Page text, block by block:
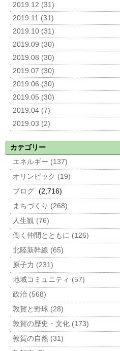
2019.12 (31)
2019.11 (31)
2019.10 (31)
2019.09 (30)
2019.08 (30)
2019.07 (30)
2019.06 (30)
2019.05 (30)
2019.04 (7)
2019.03 (2)
カテゴリー
エネルギー (137)
オリンピック (19)
ブログ (2,716)
まちづくり (268)
人生観 (76)
働く仲間とともに (126)
北陸新幹線 (65)
原子力 (231)
地域コミュニティ (57)
政治 (568)
敦賀と野球 (28)
敦賀の歴史・文化 (173)
敦賀の自然 (31)